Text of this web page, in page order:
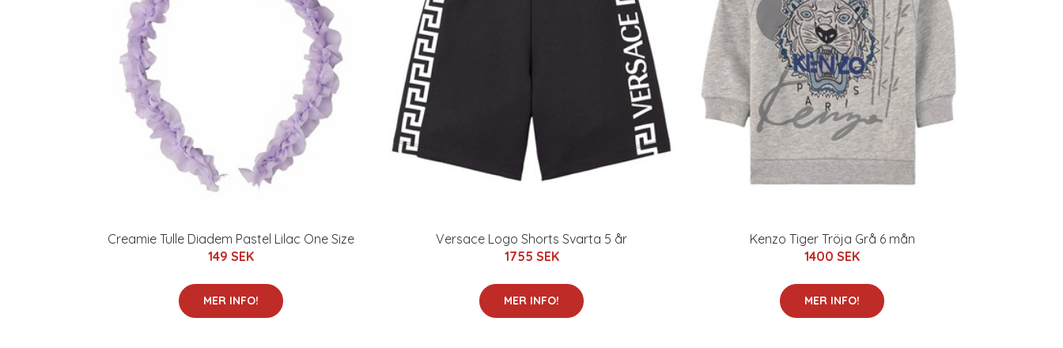
Creamie Tulle Diadem Pastel Lilac One Size
149 SEK
MER INFO!
Versace Logo Shorts Svarta 5 år
1755 SEK
MER INFO!
Kenzo Tiger Tröja Grå 6 mån
1400 SEK
MER INFO!